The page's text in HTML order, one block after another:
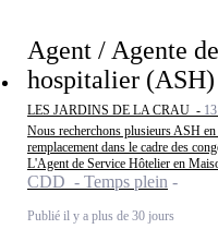
Agent / Agente
hospitalier
LES JARDINS DE LA CRAU -
Nous recherchons plusieurs ASH
remplacement dans le cadre des
L'Agent de Service Hôtelier en
CDD - Temps plein
Publié il y a plus de 30 jours